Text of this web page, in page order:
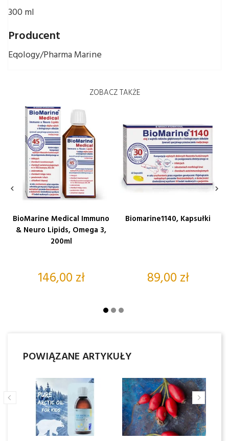
300 ml
Producent
Eqology/Pharma Marine
ZOBACZ TAKŻE
BioMarine Medical Immuno
& Neuro Lipids, Omega 3,
200ml
Cena
146,00 zł
Biomarine1140, Kapsułki
Cena
89,00 zł
 
POWIĄZANE ARTYKUŁY